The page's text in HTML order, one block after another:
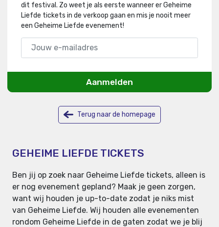
dit festival . Zo weet je als eerste wanneer er Geheime
Liefde tickets in de verkoop gaan en mis je nooit meer
een Geheime Liefde evenement!
Aanmelden
Terug naar de homepage
GEHEIME LIEFDE TICKETS
Ben jij op zoek naar Geheime Liefde tickets, alleen is
er nog evenement gepland? Maak je geen zorgen,
want wij houden je up-to-date zodat je niks mist
van Geheime Liefde. Wij houden alle evenementen
rondom Geheime Liefde in de gaten zodat we je blij